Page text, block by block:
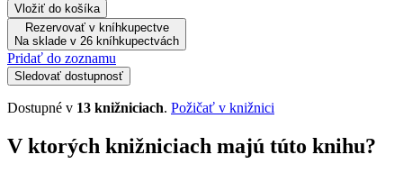
Vložiť do košíka
Rezervovať v kníhkupectve
Na sklade v 26 kníhkupectvách
Pridať do zoznamu
Sledovať dostupnosť
Dostupné v 13 knižniciach. Požičať v knižnici
V ktorých knižniciach majú túto knihu?